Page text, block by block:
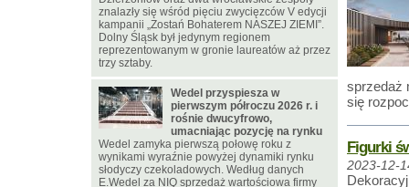
sprzedaż
się
Figurki
2023-12-
znalazły się wśród pięciu zwycięzców V edycji
kampanii „Zostań Bohaterem NASZEJ ZIEMI”.
Dolny Śląsk był jedynym regionem
reprezentowanym w gronie laureatów aż przez
trzy sztaby.
Wedel przyspiesza w
pierwszym półroczu 2026 r. i
rośnie dwucyfrowo,
umacniając pozycję na rynku
Wedel zamyka pierwszą połowę roku z
wynikami wyraźnie powyżej dynamiki rynku
słodyczy czekoladowych. Według danych
E.Wedel za NIQ sprzedaż wartościowa firmy